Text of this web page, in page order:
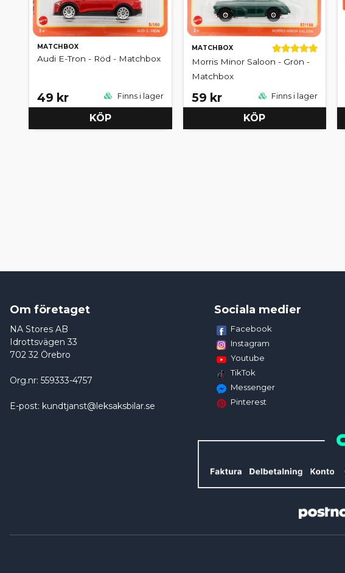
MATCHBOX
Audi E-Tron - Röd - Matchbox
49 kr Finns i lager
KÖP
MATCHBOX
Morris Minor Saloon - Grön -
Matchbox
59 kr Finns i lager
KÖP
Om företaget
NA Stores AB
Idrottsvägen 33
702 32 Örebro
Org.nr: 559333-4757
E-post: kundtjanst@leksaksbilar.se
Sociala medier
Facebook
Instagram
Youtube
TikTok
Messenger
Pinterest